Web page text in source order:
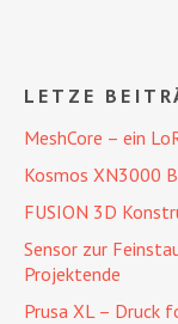
LETZE
MeshCore – ein
Kosmos XN3000
FUSION 3D
Sensor zur
Projektende
Prusa XL – Druck